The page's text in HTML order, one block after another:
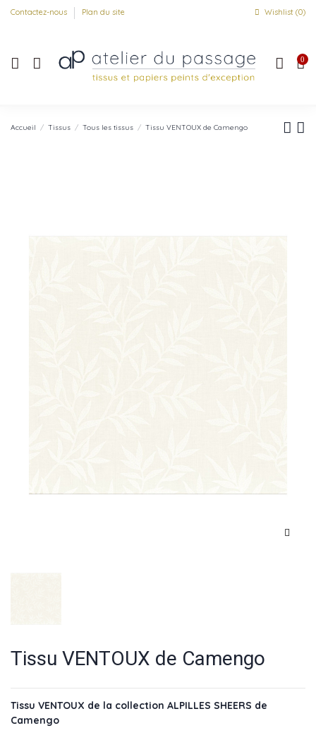
Contactez-nous Plan du site Wishlist (0)
0
Accueil Tissus Tous les tissus Tissu VENTOUX de Camengo
Tissu VENTOUX de Camengo
Tissu VENTOUX de la collection ALPILLES SHEERS de
Camengo